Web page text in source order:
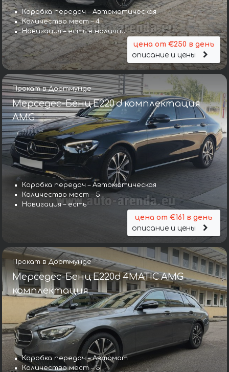
Коробка передач – Автоматическая
Количество мест – 4
Навигация – есть в наличии
цена от €250 в день
описание и цены
Прокат в Дортмунде
Мерседес-Бенц E220 d комплектация
AMG
Коробка передач – Автоматическая
Количество мест – 5
Навигация – есть
цена от €161 в день
описание и цены
Прокат в Дортмунде
Мерседес-Бенц E220d 4MATIC AMG
комплектация
Коробка передач – Автомат
Количество мест – 5